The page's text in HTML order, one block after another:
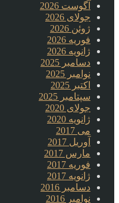
آگوست 2026
جولای 2026
ژوئن 2026
فوریه 2026
ژانویه 2026
دسامبر 2025
نوامبر 2025
اکتبر 2025
سپتامبر 2025
جولای 2020
ژانویه 2020
می 2017
آوریل 2017
مارس 2017
فوریه 2017
ژانویه 2017
دسامبر 2016
نوامبر 2016